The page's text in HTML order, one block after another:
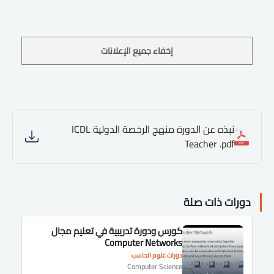
إخفاء جميع الإعلانات
نبذه عن الدورة منهج الرخصة الدولية ICDL
Teacher .pdf
دورات ذات صلة
دورات علوم الحاسب
كورس ودورة تدريبية في تعليم مجال
Computer Networks
Computer Science